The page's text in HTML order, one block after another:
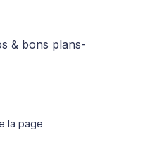
& bons plans-
la page